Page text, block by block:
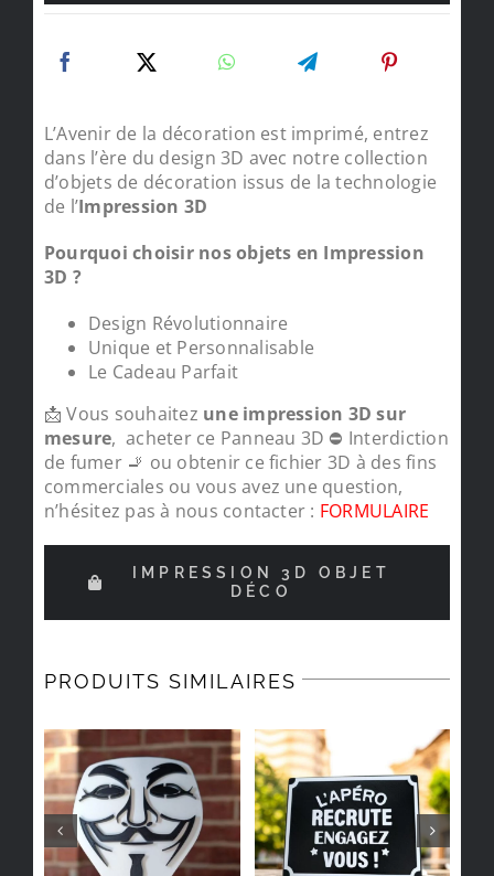
L’Avenir de la décoration est imprimé, entrez
dans l’ère du design 3D avec notre collection
d’objets de décoration issus de la technologie
de l’Impression 3D
Pourquoi choisir nos objets en Impression
3D ?
Design Révolutionnaire
Unique et Personnalisable
Le Cadeau Parfait
📩 Vous souhaitez une impression 3D sur
mesure, acheter ce Panneau 3D ⛔ Interdiction
de fumer 🚬 ou obtenir ce fichier 3D à des fins
commerciales ou vous avez une question,
n’hésitez pas à nous contacter : FORMULAIRE
IMPRESSION 3D OBJET
DÉCO
PRODUITS SIMILAIRES